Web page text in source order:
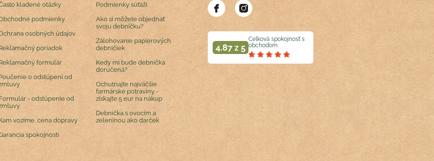
kladené otázky
podmienky
osobných údajov
poriadok
formulár
o odstúpení od
- odstúpenie od
vozíme, cena dopravy
spokojnosti
Podmienky súťaží
Ako si môžete objednať
svoju debničku?
Zálohovanie papierových
debničiek
Kedy mi bude debnička
doručená?
Ochutnajte najväčšie
farmárske potraviny -
získajte 5 eur na nákup
Debnička s ovocím a
zeleninou ako darček
4.87 z 5
Celková spokojnosť s
obchodom